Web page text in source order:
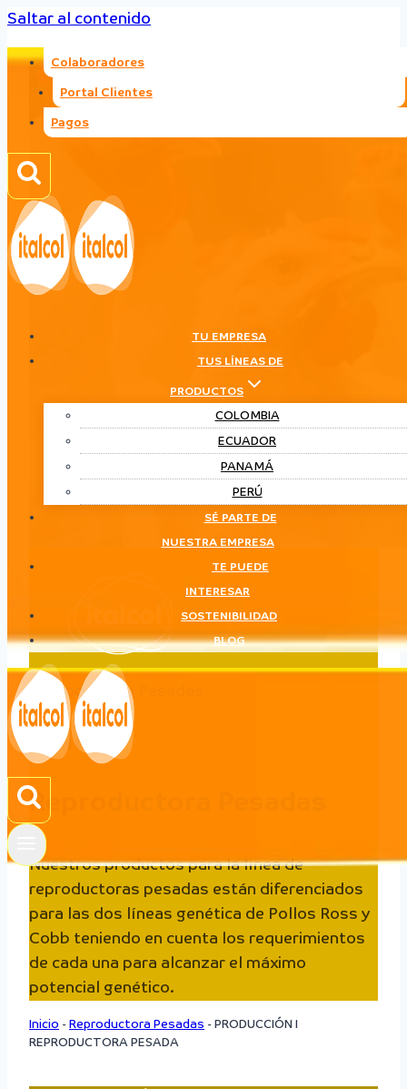
Saltar al contenido
Colaboradores
Portal Clientes
Pagos
TU EMPRESA
TUS LÍNEAS DE
PRODUCTOS
COLOMBIA
ECUADOR
PANAMÁ
PERÚ
SÉ PARTE DE
NUESTRA EMPRESA
TE PUEDE
INTERESAR
SOSTENIBILIDAD
BLOG
Reproductora Pesadas
LÍNEA
Reproductora Pesadas
Nuestros productos para la línea de
reproductoras pesadas están diferenciados
para las dos líneas genética de Pollos Ross y
Cobb teniendo en cuenta los requerimientos
de cada una para alcanzar el máximo
potencial genético.
Inicio - Reproductora Pesadas - PRODUCCIÓN I
REPRODUCTORA PESADA